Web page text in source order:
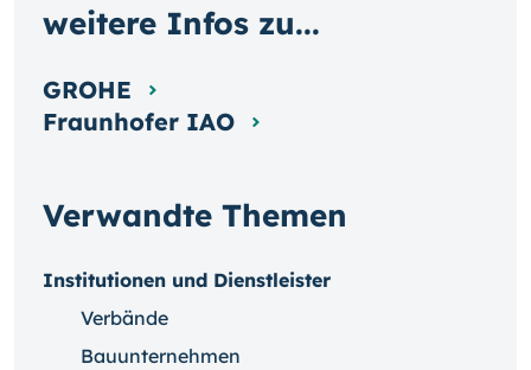
Verwandte Themen
Institutionen und Dienstleister
Verbände
Bauunternehmen
weitere Infos zu...
GROHE
Fraunhofer IAO